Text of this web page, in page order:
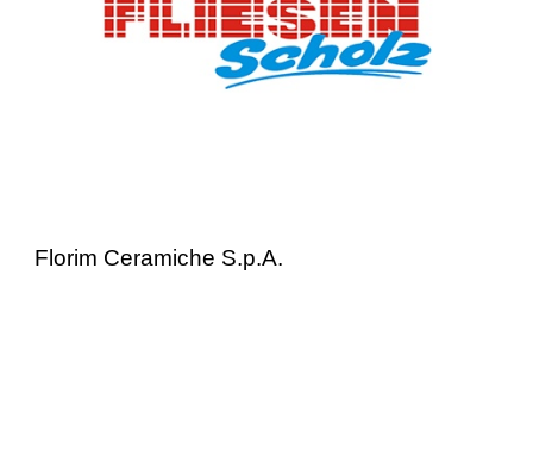
Florim Ceramiche S.p.A.